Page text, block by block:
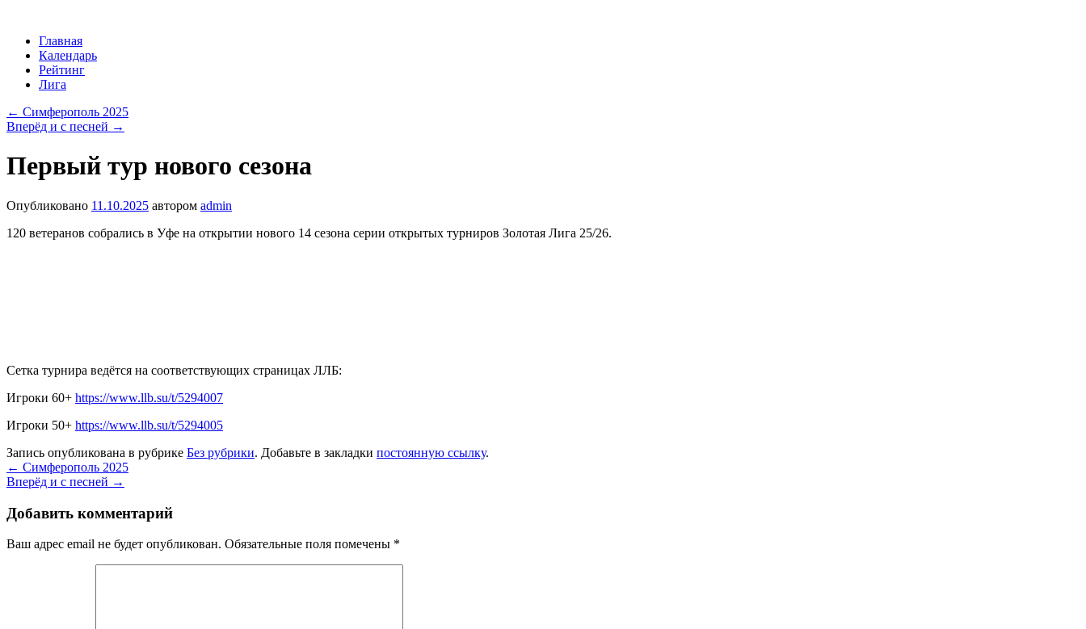
Перейти
содержимому
Главная
Календарь
Рейтинг
Лига
← Симферополь 2025
Вперёд и с песней →
Первый тур нового сезона
Опубликовано 11.10.2025 автором admin
120 ветеранов собрались в Уфе на открытии нового 14 сезона серии открытых турниров Золотая Лига 25/26.
Сетка турнира ведётся на соответствующих страницах ЛЛБ:
Игроки 60+ https://www.llb.su/t/5294007
Игроки 50+ https://www.llb.su/t/5294005
Запись опубликована в рубрике Без рубрики. Добавьте в закладки постоянную ссылку.
← Симферополь 2025
Вперёд и с песней →
Добавить комментарий
Ваш адрес email не будет опубликован. Обязательные поля помечены *